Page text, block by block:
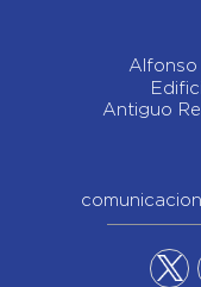
Alfonso
Antiguo